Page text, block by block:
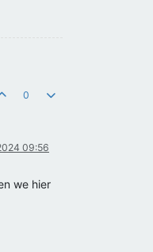
0
09:56
we hier